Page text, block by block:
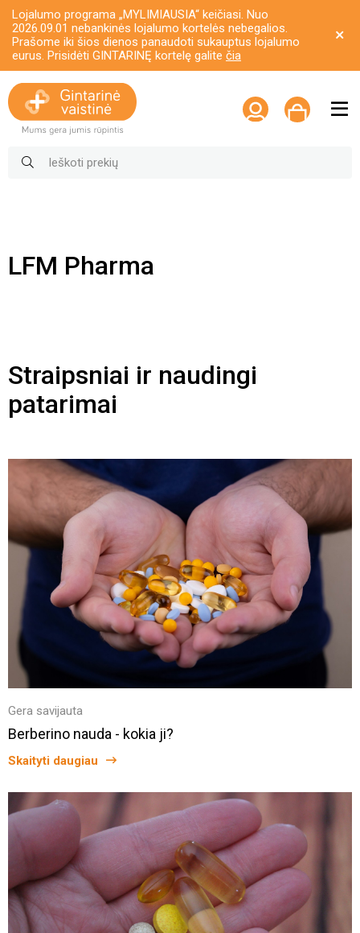
Lojalumo programa „MYLIMIAUSIA“ keičiasi. Nuo
2026.09.01 nebankinės lojalumo kortelės nebegalios.
Prašome iki šios dienos panaudoti sukauptus lojalumo
eurus. Prisidėti GINTARINĘ kortelę galite čia
LFM Pharma
Straipsniai ir naudingi
patarimai
Gera savijauta
Berberino nauda - kokia ji?
Skaityti daugiau